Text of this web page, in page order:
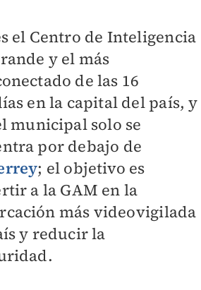
el Centro de Inteligencia
y el más
de las 16
en la capital del país, y
municipal solo se
por debajo de
; el objetivo es
a la GAM en la
más videovigilada
y reducir la